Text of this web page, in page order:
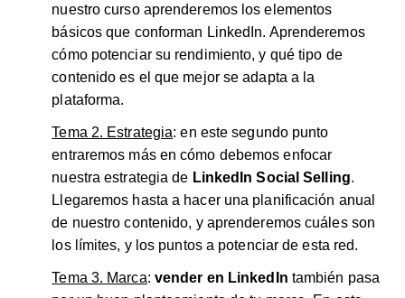
nuestro curso aprenderemos los elementos
básicos que conforman LinkedIn. Aprenderemos
cómo potenciar su rendimiento, y qué tipo de
contenido es el que mejor se adapta a la
plataforma.
Tema 2. Estrategia: en este segundo punto
entraremos más en cómo debemos enfocar
nuestra estrategia de LinkedIn Social Selling.
Llegaremos hasta a hacer una planificación anual
de nuestro contenido, y aprenderemos cuáles son
los límites, y los puntos a potenciar de esta red.
Tema 3. Marca: vender en LinkedIn también pasa